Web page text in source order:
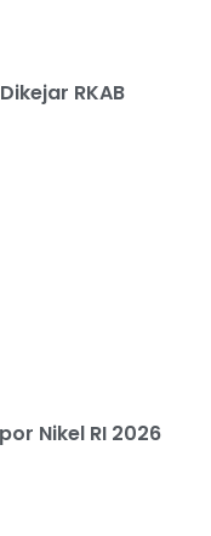
RKAB
Nikel RI 2026